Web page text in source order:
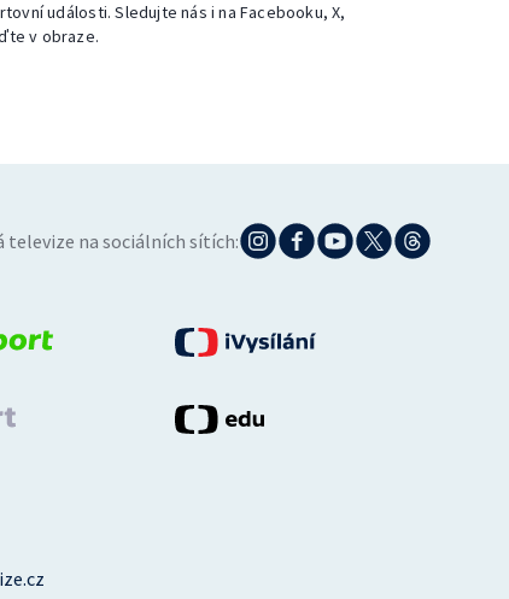
události. Sledujte nás i na Facebooku, X,
v obraze.
televize na sociálních sítích: